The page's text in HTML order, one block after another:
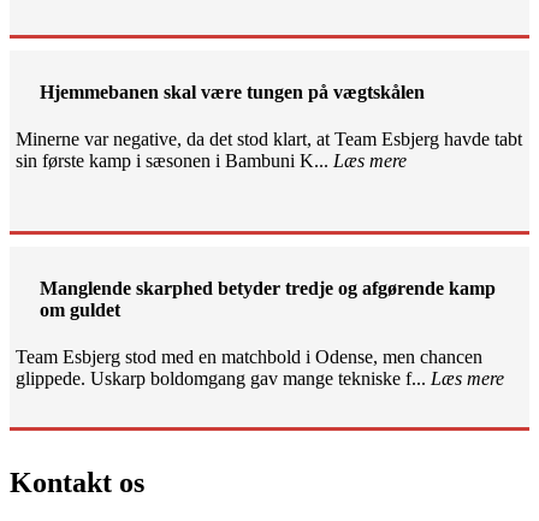
Hjemmebanen skal være tungen på vægtskålen
Minerne var negative, da det stod klart, at Team Esbjerg havde tabt
sin første kamp i sæsonen i Bambuni K... Læs mere
Manglende skarphed betyder tredje og afgørende kamp
om guldet
Team Esbjerg stod med en matchbold i Odense, men chancen
glippede. Uskarp boldomgang gav mange tekniske f... Læs mere
Kontakt os